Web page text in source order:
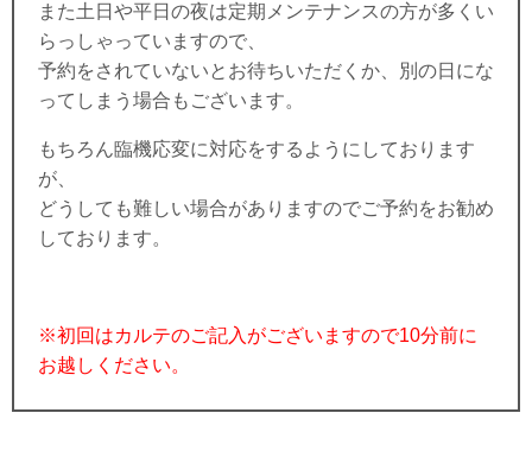
また土日や平日の夜は定期メンテナンスの方が多くい
らっしゃっていますので、
予約をされていないとお待ちいただくか、別の日にな
ってしまう場合もございます。
もちろん臨機応変に対応をするようにしております
が、
どうしても難しい場合がありますのでご予約をお勧め
しております。
※初回はカルテのご記入がございますので10分前に
お越しください。